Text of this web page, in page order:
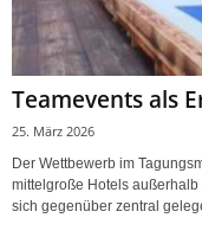
Teamevents als
25. März 2026
Der Wettbewerb im
mittelgroße Hotels außerhalb
sich gegenüber zentral